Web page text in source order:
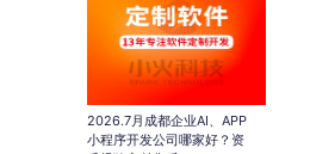
2026.7月成都企业AI、APP
小程序开发公司哪家好？资